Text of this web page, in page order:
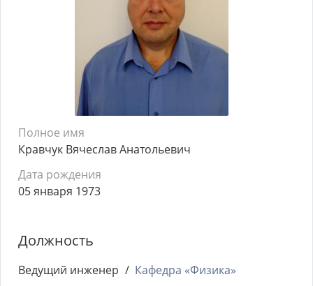
Полное имя
Кравчук Вячеслав Анатольевич
Дата рождения
05 января 1973
Должность
Ведущий инженер Кафедра «Физика»